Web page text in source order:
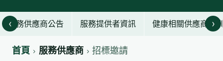
首頁 服務供應商 招標邀請
服務供應商公告 服務提供者資訊 健康相關供應商培
‹ ›